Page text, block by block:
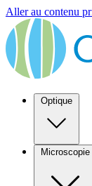
Aller au contenu
Optique
Microscopie